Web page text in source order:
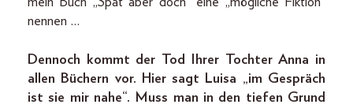
nennen …
Dennoch kommt der Tod Ihrer Tochter Anna in
allen Büchern vor. Hier sagt Luisa „im Gespräch
ist sie mir nahe“. Muss man in den tiefen Grund